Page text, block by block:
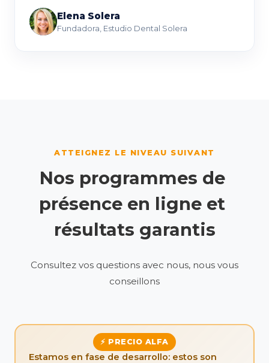
ES Elena Solera
Fundadora Estudio Dental Solera
ATTEIGNEZ LE NIVEAU SUIVANT
Nos programmes de
présence en ligne et
résultats garantis
Consultez vos questions avec nous, nous vous
conseillons
⚡ PRECIO ALFA
Estamos en fase de desarrollo: estos son